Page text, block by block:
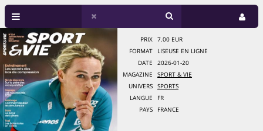
PRIX
7.00 EUR
FORMAT
LISEUSE EN LIGNE
DATE
2026-01-20
MAGAZINE
SPORT & VIE
UNIVERS
SPORTS
LANGUE
FR
PAYS
FRANCE